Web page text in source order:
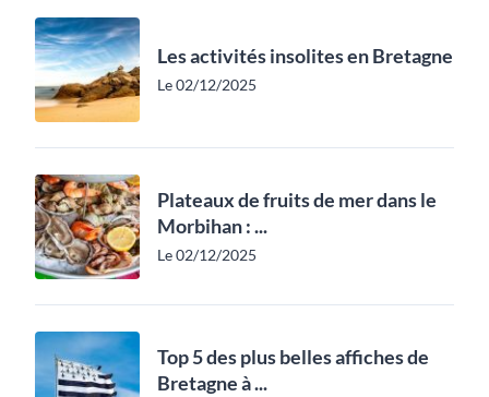
Les activités insolites en Bretagne
Le 02/12/2025
Plateaux de fruits de mer dans le
Morbihan : ...
Le 02/12/2025
Top 5 des plus belles affiches de
Bretagne à ...